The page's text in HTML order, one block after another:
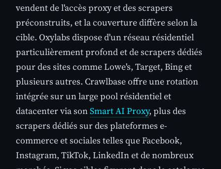
vendent de l'accès proxy et des scrapers
préconstruits, et la couverture diffère selon la
cible. Oxylabs dispose d'un réseau résidentiel
particulièrement profond et de scrapers dédiés
pour des sites comme Lowe's, Target, Bing et
plusieurs autres. Crawlbase offre une rotation
intégrée sur un large pool résidentiel et
datacenter via sonSmart AI Proxy, plus des
scrapers dédiés sur des plateformes e-
commerce et sociales telles que Facebook,
Instagram, TikTok, LinkedIn et de nombreux